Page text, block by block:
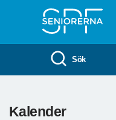
Sök
Kalender
Föregående
datum